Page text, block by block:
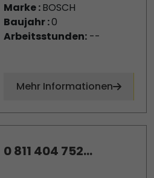
Marke :BOSCH
Baujahr :0
Arbeitsstunden:--
Mehr Informationen
0 811 404 752...